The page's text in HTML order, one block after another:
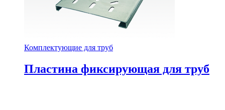
Комплектующие для труб
Пластина фиксирующая для труб